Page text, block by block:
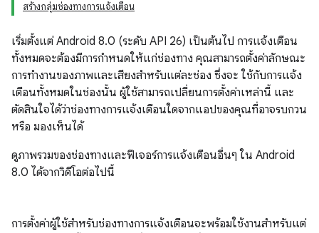
สร้างกลุ่มช่องทางการแจ้งเตือน
เริ่มตั้งแต่ Android 8.0 (ระดับ API 26) เป็นต้นไป การแจ้งเตือน
ทั้งหมดจะต้องมีการกำหนดให้แก่ช่องทาง คุณสามารถตั้งค่าลักษณะ
การทำงานของภาพและเสียงสำหรับแต่ละช่อง ซึ่งจะ ใช้กับการแจ้ง
เตือนทั้งหมดในช่องนั้น ผู้ใช้สามารถเปลี่ยนการตั้งค่าเหล่านี้ และ
ตัดสินใจได้ว่าช่องทางการแจ้งเตือนใดจากแอปของคุณที่อาจรบกวน
หรือ มองเห็นได้
ดูภาพรวมของช่องทางและฟีเจอร์การแจ้งเตือนอื่นๆ ใน Android
8.0 ได้จากวิดีโอต่อไปนี้
การตั้งค่าผู้ใช้สำหรับช่องทางการแจ้งเตือนจะพร้อมใช้งานสำหรับแต่